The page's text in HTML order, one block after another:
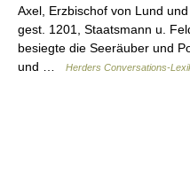
Axel, Erzbischof von Lund
gest. 1201, Staatsmann u.
besiegte die Seeräuber und
und …
Herders Conversations-